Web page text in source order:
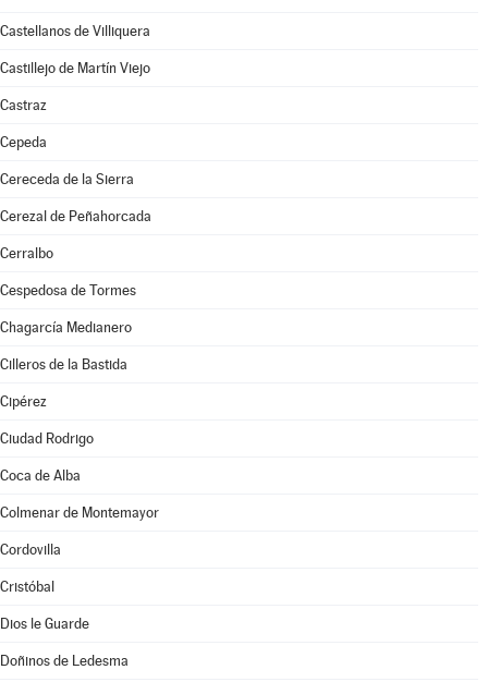
Castellanos de Villiquera
Castillejo de Martín Viejo
Castraz
Cepeda
Cereceda de la Sierra
Cerezal de Peñahorcada
Cerralbo
Cespedosa de Tormes
Chagarcía Medianero
Cilleros de la Bastida
Cipérez
Ciudad Rodrigo
Coca de Alba
Colmenar de Montemayor
Cordovilla
Cristóbal
Dios le Guarde
Doñinos de Ledesma